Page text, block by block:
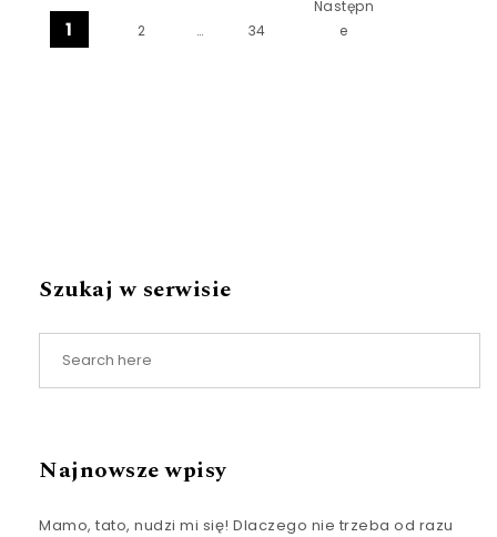
Stronicowanie wpisów
1 2 … 34
Następn
e
Szukaj w serwisie
Najnowsze wpisy
Mamo, tato, nudzi mi się! Dlaczego nie trzeba od razu